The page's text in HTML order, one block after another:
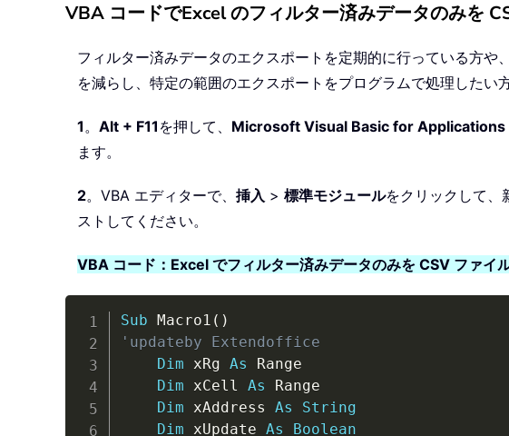
VBA コードでExcel のフィルター済みデータのみを
フィルター済みデータのエクスポートを定期的に行っている方
を減らし、特定の範囲のエクスポートをプログラムで処理したい
1。 Alt + F11 を押して、 Microsoft Visual Basic for Applications
ます。
2。VBA エディターで、 挿入 > 標準モジュールをクリックして、
ストしてください。
VBA コード：Excel でフィルター済みデータのみを CSV ファイ
Sub Macro1 ( )
'updateby Extendoffice
Dim xRg As Range
Dim xCell As Range
Dim xAddress As
String
Dim xUpdate As Boolean